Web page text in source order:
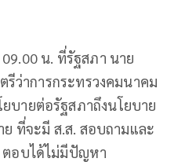
09.00 น. ที่รัฐสภา นาย
รีว่าการกระทรวงคมนาคม
ายต่อรัฐสภาถึงนโยบาย
ที่จะมี ส.ส. สอบถามและ
ตอบได้ไม่มีปัญหา